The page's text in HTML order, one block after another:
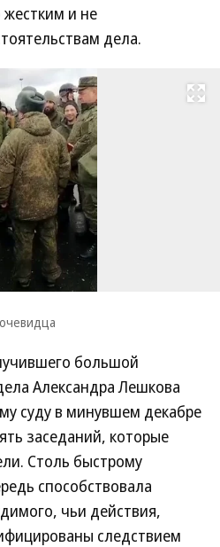
и не
дела.
Развернуть
большой
Александра Лешкова
суду в минувшем декабре
заседаний, которые
Столь быстрому
способствовала
чьи действия,
следствием